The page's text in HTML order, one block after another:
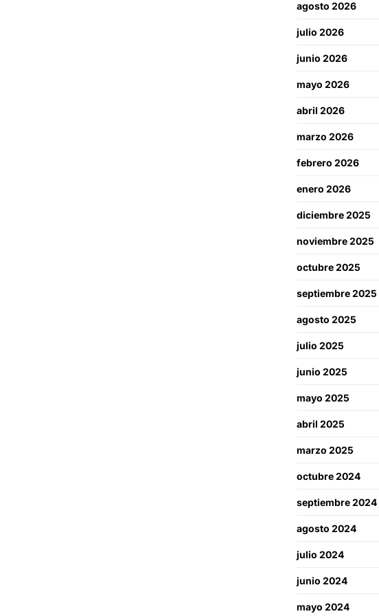
agosto 2026
julio 2026
junio 2026
mayo 2026
abril 2026
marzo 2026
febrero 2026
enero 2026
diciembre 2025
noviembre 2025
octubre 2025
septiembre 2025
agosto 2025
julio 2025
junio 2025
mayo 2025
abril 2025
marzo 2025
octubre 2024
septiembre 2024
agosto 2024
julio 2024
junio 2024
mayo 2024